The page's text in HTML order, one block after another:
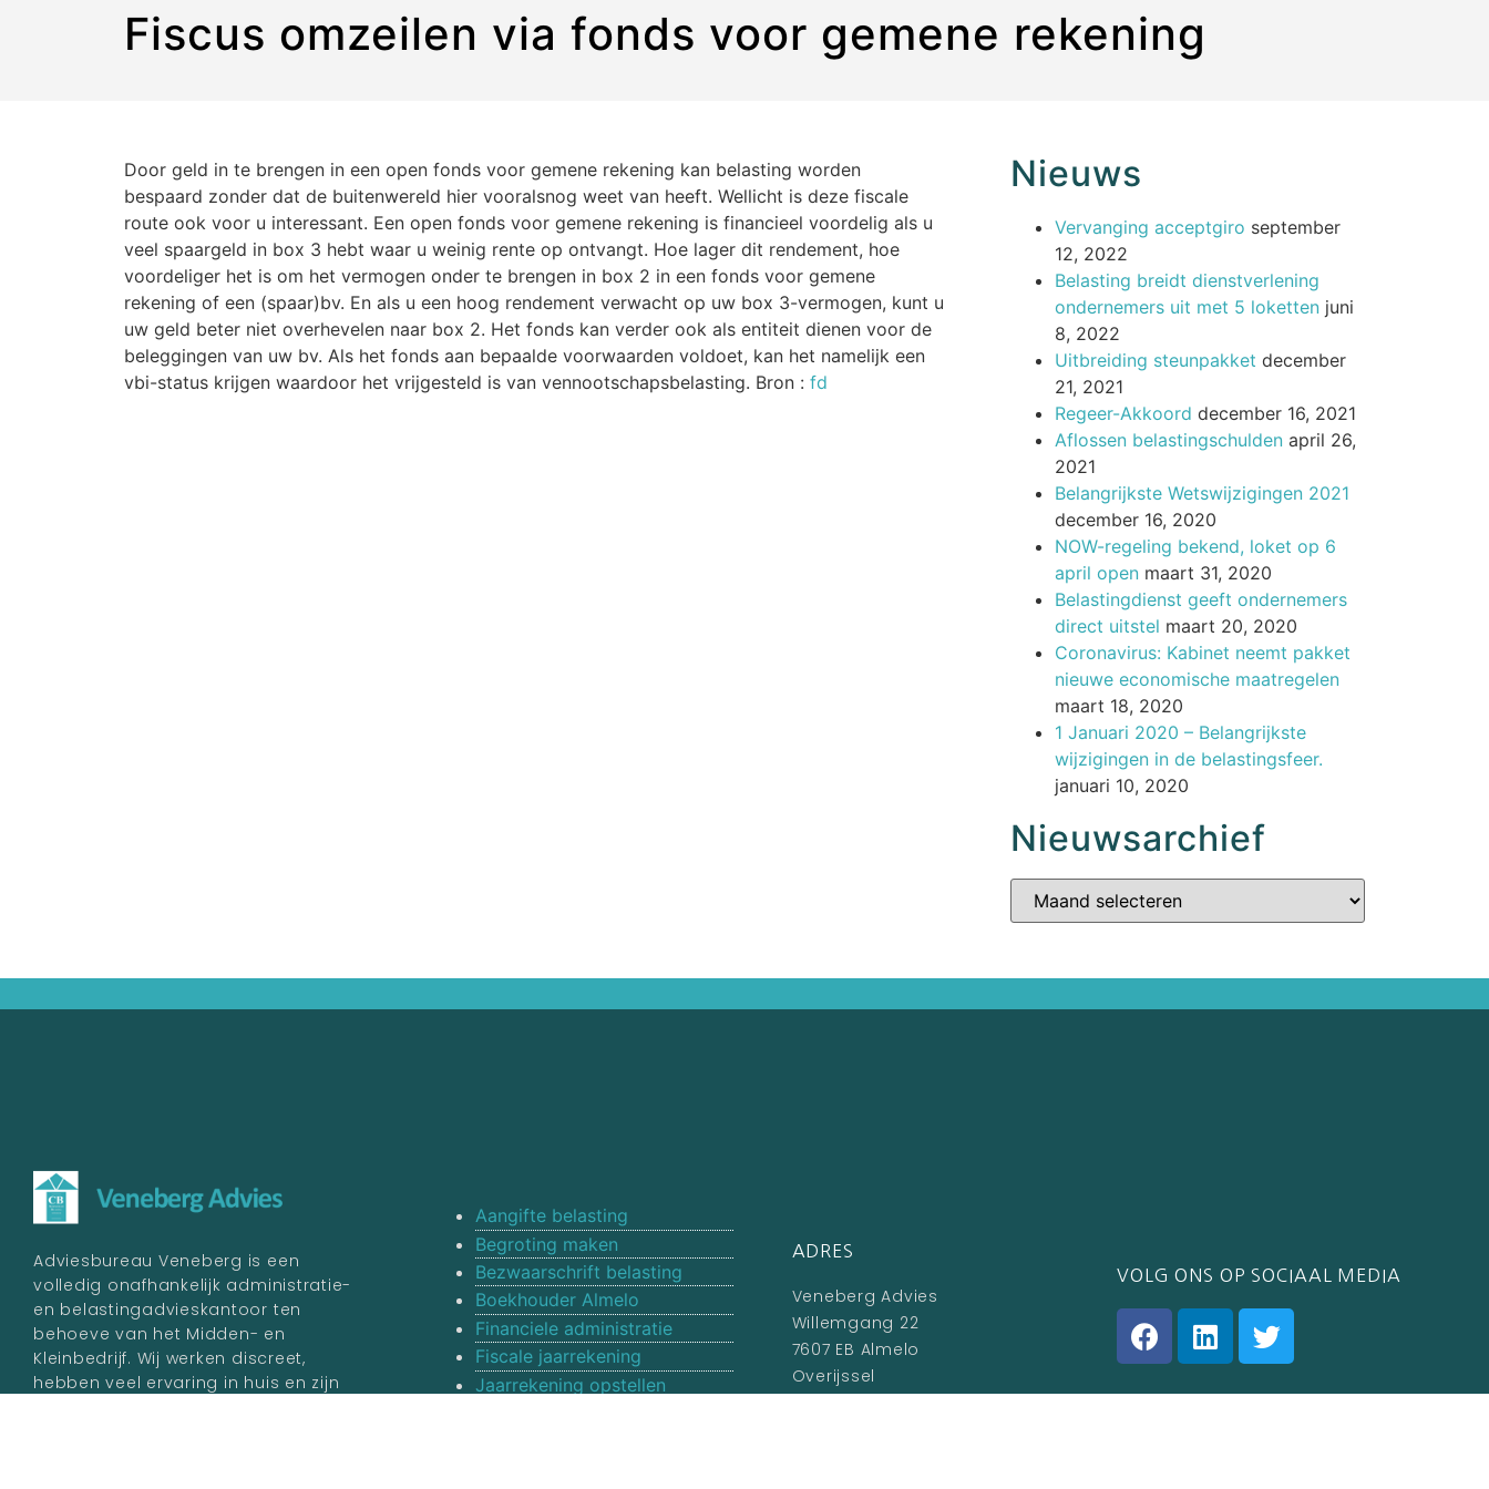
Fiscus omzeilen via fonds voor gemene rekening
Door geld in te brengen in een open fonds voor gemene rekening kan belasting worden
bespaard zonder dat de buitenwereld hier vooralsnog weet van heeft. Wellicht is deze fiscale
route ook voor u interessant. Een open fonds voor gemene rekening is financieel voordelig als u
veel spaargeld in box 3 hebt waar u weinig rente op ontvangt. Hoe lager dit rendement, hoe
voordeliger het is om het vermogen onder te brengen in box 2 in een fonds voor gemene
rekening of een (spaar)bv. En als u een hoog rendement verwacht op uw box 3-vermogen, kunt u
uw geld beter niet overhevelen naar box 2. Het fonds kan verder ook als entiteit dienen voor de
beleggingen van uw bv. Als het fonds aan bepaalde voorwaarden voldoet, kan het namelijk een
vbi-status krijgen waardoor het vrijgesteld is van vennootschapsbelasting. Bron : fd
Nieuws
Vervanging acceptgiro september
12, 2022
Belasting breidt dienstverlening
ondernemers uit met 5 loketten juni
8, 2022
Uitbreiding steunpakket december
21, 2021
Regeer-Akkoord december 16, 2021
Aflossen belastingschulden april 26,
2021
Belangrijkste Wetswijzigingen 2021
december 16, 2020
NOW-regeling bekend, loket op 6
april open maart 31, 2020
Belastingdienst geeft ondernemers
direct uitstel maart 20, 2020
Coronavirus: Kabinet neemt pakket
nieuwe economische maatregelen
maart 18, 2020
1 Januari 2020 – Belangrijkste
wijzigingen in de belastingsfeer.
januari 10, 2020
Nieuwsarchief
Adviesbureau Veneberg is een
volledig onafhankelijk administratie-
en belastingadvieskantoor ten
behoeve van het Midden- en
Kleinbedrijf. Wij werken discreet,
hebben veel ervaring in huis en zijn
Aangifte belasting
Begroting maken
Bezwaarschrift belasting
Boekhouder Almelo
Financiele administratie
Fiscale jaarrekening
Jaarrekening opstellen
ADRES
Veneberg Advies
Willemgang 22
7607 EB Almelo
Overijssel
VOLG ONS OP SOCIAAL MEDIA